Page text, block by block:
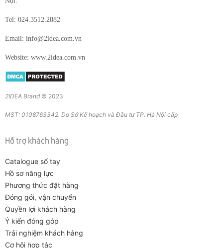
Tel: 024.3512.2882
Email: info@2idea.com.vn
Website: www.2idea.com.vn
2IDEA Brand © 2023
MST: 0108763342. Do Sở Kế hoạch và Đầu tư TP. Hà Nội cấp
Hỗ trợ khách hàng
Catalogue sổ tay
Hồ sơ năng lực
Phương thức đặt hàng
Đóng gói, vận chuyển
Quyền lợi khách hàng
Ý kiến đóng góp
Trải nghiệm khách hàng
Cơ hội hợp tác